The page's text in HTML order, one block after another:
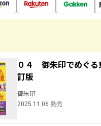
０４ 御朱印でめぐ
訂版
御朱印
2025.11.06 発売